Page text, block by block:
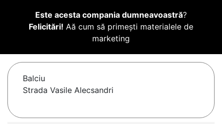
Este acesta compania dumneavoastră?
Felicitări! Aă cum să primești materialele de
marketing
Balciu
Strada Vasile Alecsandri